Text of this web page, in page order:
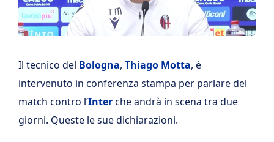
Il tecnico del Bologna, Thiago Motta, è
intervenuto in conferenza stampa per parlare del
match contro l’Interche andrà in scena tra due
giorni. Queste le sue dichiarazioni.